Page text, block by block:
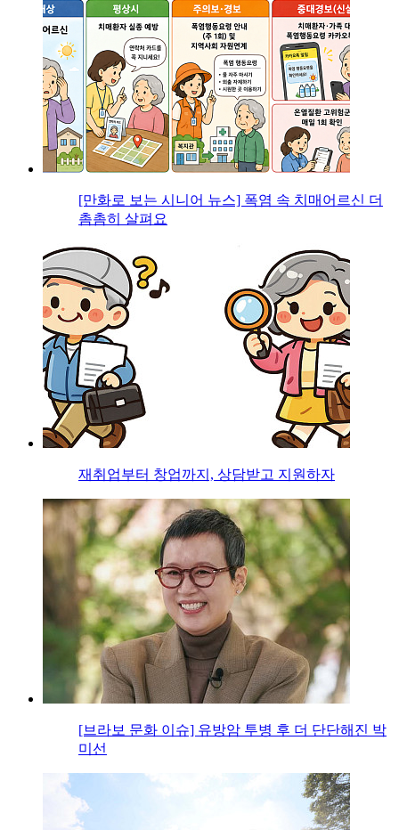
[만화로 보는 시니어 뉴스] 폭염 속 치매어르신 더
촘촘히 살펴요
재취업부터 창업까지, 상담받고 지원하자
[브라보 문화 이슈] 유방암 투병 후 더 단단해진 박
미선